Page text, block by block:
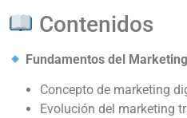
Contenidos
Fundamentos del
Concepto de marketing
Evolución del marketing